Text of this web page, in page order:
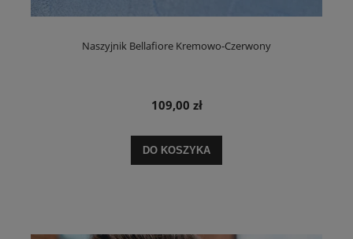
Naszyjnik Bellafiore Kremowo-Czerwony
109,00 zł
DO KOSZYKA